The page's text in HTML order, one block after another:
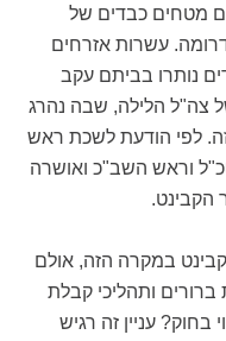
מטחים כבדים של
עשרות אזרחים
נותרו בביתם עקב
צה"ל הלילה, שבה נהרג
לפי הודעת לשכת ראש
וראש השב"כ ואושרה
הקבינט.
במקרה הזה, אולם
ותהליכי קבלת
עניין זה רגיש